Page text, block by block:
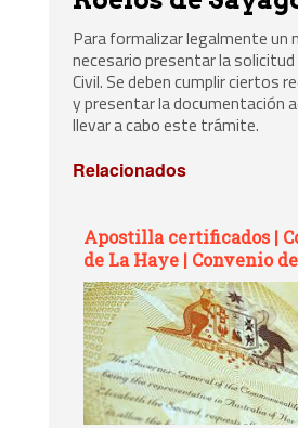
Para formalizar legalmente un
necesario presentar la
Civil. Se deben cumplir ciertos
y presentar la documentación
llevar a cabo este trámite.
Relacionados
Apostilla certificados |
de La Haye | Convenio